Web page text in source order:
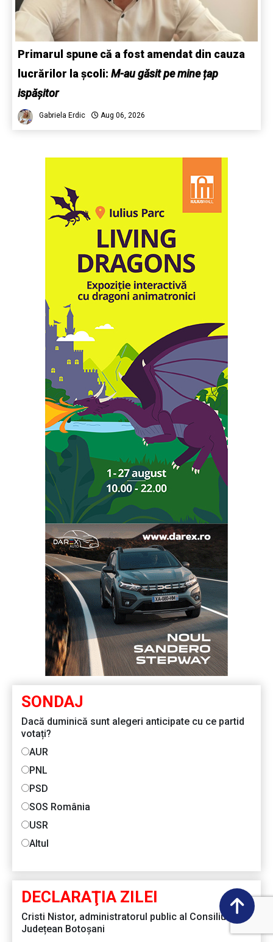
Primarul spune că a fost amendat din cauza
lucrărilor la școli: M-au găsit pe mine țap
ispășitor
Gabriela Erdic Aug 06, 2026
SONDAJ
Dacă duminică sunt alegeri anticipate cu ce partid
votați?
AUR
PNL
PSD
SOS România
USR
Altul
DECLARAŢIA ZILEI
Cristi Nistor, administratorul public al Consiliului
Județean Botoșani